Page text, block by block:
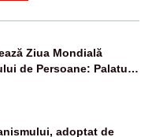
Ziua Mondială
de Persoane: Palatul
în albastru
adoptat de